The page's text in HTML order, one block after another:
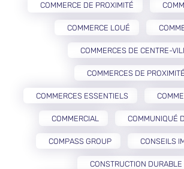
COMMERCE DE PROXIMITÉ
COMMERCE LOUÉ
COMMERCES DE CENTRE-
COMMERCES DE PROXIMITÉ
COMMERCES ESSENTIELS
COMMERCIAL COMMUNIQUÉ
COMPASS GROUP CONSEILS
CONSTRUCTION DURABLE